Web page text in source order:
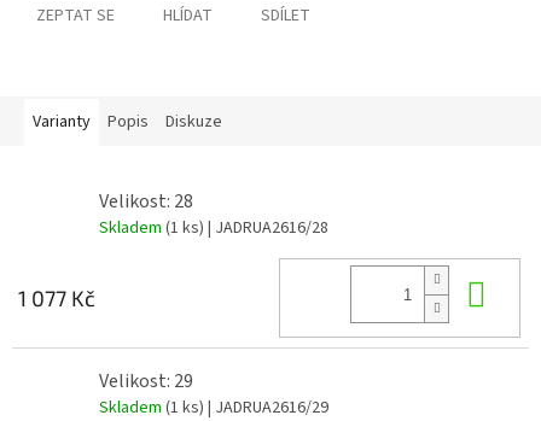
ZEPTAT SE HLÍDAT SDÍLET
Varianty Popis Diskuze
Velikost: 28
Skladem (1 ks) | JADRUA2616/28
1 077 Kč
Velikost: 29
Skladem (1 ks) | JADRUA2616/29